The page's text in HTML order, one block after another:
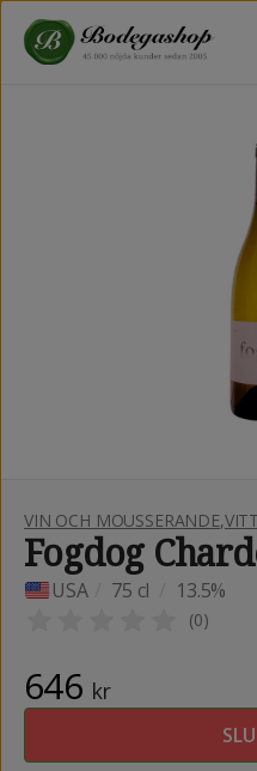
VIN OCH MOUSSERANDE,
Fogdog
USA 75 cl 13.5%
(0)
646 kr